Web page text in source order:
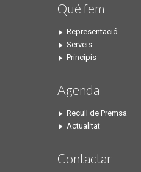
Qué fem
Representació
Serveis
Principis
Agenda
Recull de Premsa
Actualitat
Contactar